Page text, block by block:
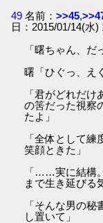
49 名前：>>45,
日：2015/01/14(水
「曙ちゃん、だ
曙「ひぐっ、え
「君がどれだ
の筈だった視察
たよ」
「全体として
笑顔ときた」
「……実に結構
まで生き延びる
「そんな男の
し置いて」